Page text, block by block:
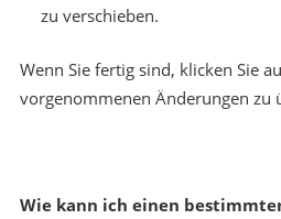
zu verschieben.
Wenn Sie fertig sind, klicken Sie
vorgenommenen Änderungen zu
Wie kann ich einen